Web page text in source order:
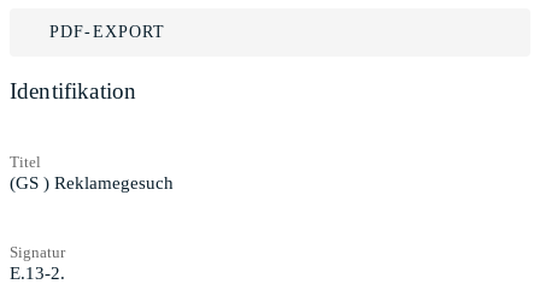
PDF-EXPORT
Identifikation
Titel
(GS ) Reklamegesuch
Signatur
E.13-2.